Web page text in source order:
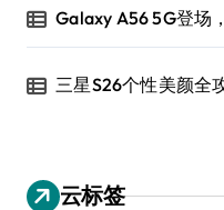
Galaxy A56 5G登场
三星S26个性美颜全
云标签